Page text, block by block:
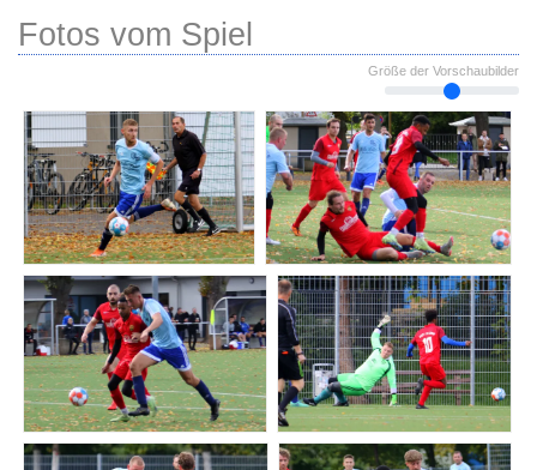
Fotos vom Spiel
Größe der Vorschaubilder